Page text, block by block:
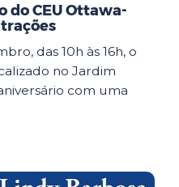
do CEU Ottawa-
das 10h às 16h, o
no Jardim
com uma